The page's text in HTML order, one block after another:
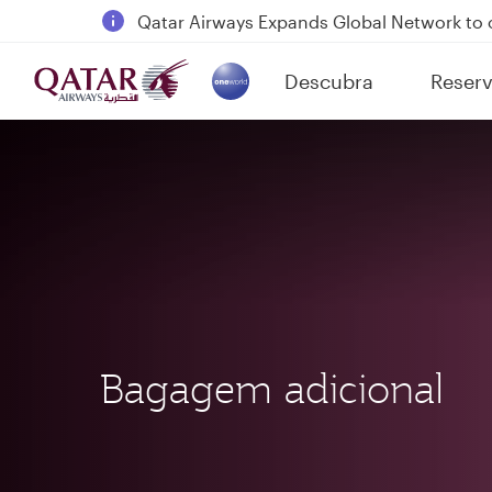
18 June 2026: Updates on Travelling with
30 July 2026: Temporary passenger flight
Qatar Airways Expands Global Network to
Descubra
(active)
Bagagem adicional